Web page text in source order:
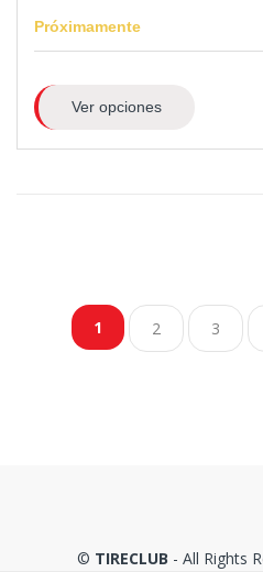
Próximamente
Ver opciones
1 2 3
© TIRECLUB - All Rights